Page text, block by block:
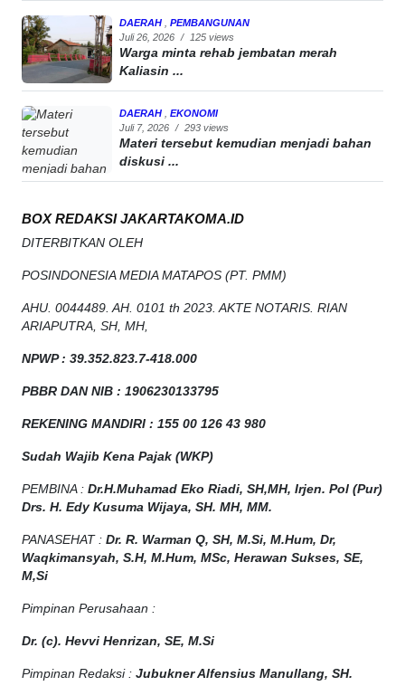
DAERAH
PEMBANGUNAN
Juli 26, 2026 / 125 views
Warga minta rehab jembatan merah
Kaliasin ...
DAERAH
EKONOMI
Juli 7, 2026 / 293 views
Materi tersebut kemudian menjadi bahan
diskusi ...
BOX REDAKSI JAKARTAKOMA.ID
DITERBITKAN OLEH
POSINDONESIA MEDIA MATAPOS (PT. PMM)
AHU. 0044489. AH. 0101 th 2023. AKTE NOTARIS. RIAN
ARIAPUTRA, SH, MH,
NPWP: 39.352.823.7-418.000
PBBR DAN NIB : 1906230133795
REKENING MANDIRI : 155 00 126 43 980
Sudah Wajib Kena Pajak (WKP)
PEMBINA : Dr.H.Muhamad Eko Riadi, SH,MH, Irjen. Pol (Pur)
Drs. H. Edy Kusuma Wijaya, SH. MH, MM.
PANASEHAT : Dr. R. Warman Q, SH, M.Si, M.Hum, Dr,
Waqkimansyah, S.H, M.Hum, MSc, Herawan Sukses, SE,
M,Si
Pimpinan Perusahaan :
Dr. (c). Hevvi Henrizan, SE, M.Si
Pimpinan Redaksi : Jubukner Alfensius Manullang, SH.